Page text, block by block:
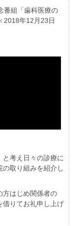
番組「歯科医療の
2018年12月23日
と考え日々の診療に
取り組みを紹介し
方はじめ関係者の
借りてお礼申し上げ